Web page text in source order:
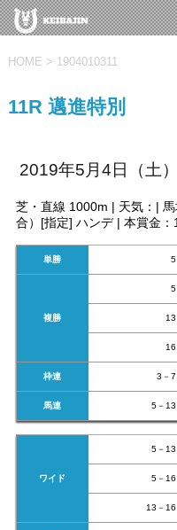
HOME > 1904010311
11R 邁進特別
2019年5月4日（土
芝・直線 1000m | 天気：|
合）[指定] ハンデ | 本賞金
単勝 5
複勝
5
13
16
枠連 3－7
馬連 5－13
ワイド
5－13
5－16
13－16